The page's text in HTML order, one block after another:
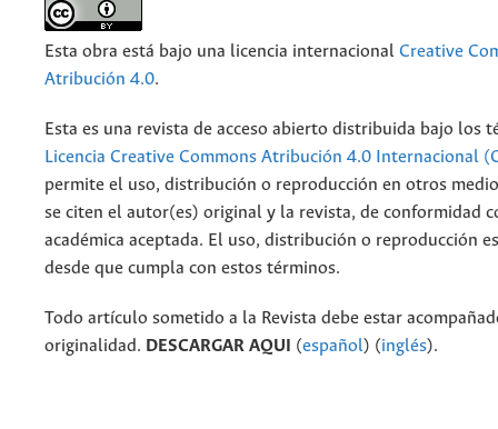
Esta obra está bajo una licencia internacional Creative
Atribución 4.0.
Esta es una revista de acceso abierto distribuida bajo los
Licencia Creative Commons Atribución 4.0 Internacional
permite el uso, distribución o reproducción en otros
se citen el autor(es) original y la revista, de conformidad
académica aceptada. El uso, distribución o reproducción
desde que cumpla con estos términos.
Todo artículo sometido a la Revista debe estar
originalidad. DESCARGAR AQUI (español) (inglés).